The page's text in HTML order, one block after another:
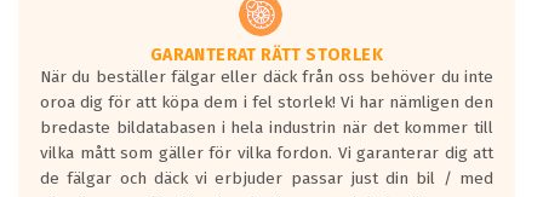
Vid körning i över 50km/h brukar
rullmotståndets ljud överträffa
motorljudet.
På däckmärkningen kommer det finnas
en symbol av ett däck med vågar. Hög
bullernivå markeras med svarta vågor
medans de vita vågorna påvisar om det är
GARANTERAT RÄTT STORLEK
När du beställer fälgar eller däck från oss behöver du inte
oroa dig för att köpa dem i fel storlek! Vi har nämligen den
bredaste bildatabasen i hela industrin när det kommer till
vilka mått som gäller för vilka fordon. Vi garanterar dig att
de fälgar och däck vi erbjuder passar just din bil / med